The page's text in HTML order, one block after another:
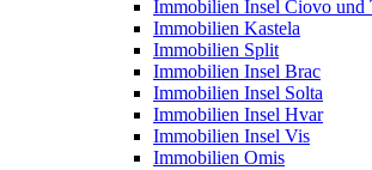
Immobilien Insel Ciovo und
Immobilien Kastela
Immobilien Split
Immobilien Insel Brac
Immobilien Insel Solta
Immobilien Insel Hvar
Immobilien Insel Vis
Immobilien Omis